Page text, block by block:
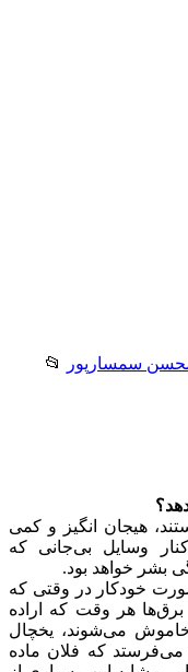
سمسارپور
📂
هیجان‌ انگیز و کمی
وسایل بی‌جانی که
بشر خواهد بود.
خودکار در وقتی که
هر وقت که اراده
می‌شوند، یخچال
که فلان ماده